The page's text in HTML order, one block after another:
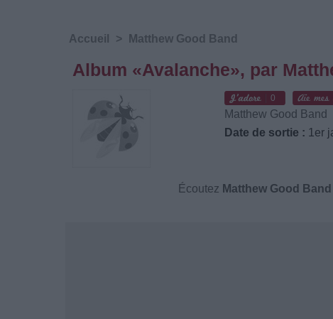
Accueil > Matthew Good Band
Album «Avalanche», par
0
Matthew Good Band
Date de sortie : 1er
Écoutez Matthew Good Band